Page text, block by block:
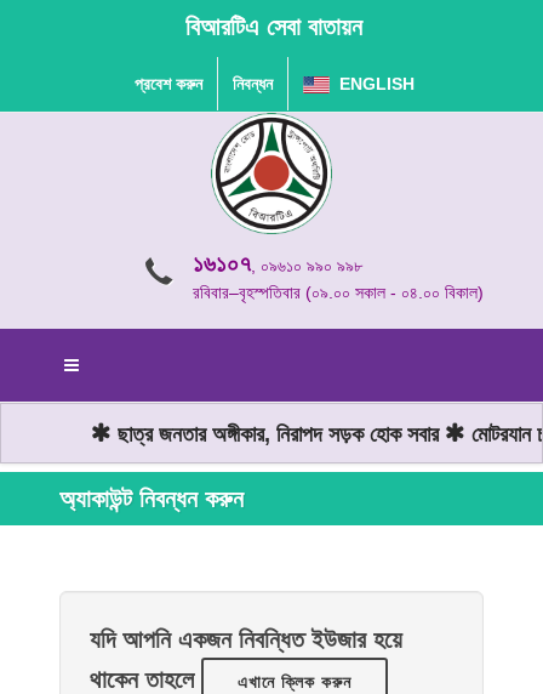
বিআরটিএ সেবা বাতায়ন
প্রবেশ করুন নিবন্ধন ENGLISH
১৬১০৭, ০৯৬১০ ৯৯০ ৯৯৮
রবিবার–বৃহস্পতিবার (০৯.০০ সকাল - ০৪.০০ বিকাল)
ছাত্র জনতার অঙ্গীকার, নিরাপদ সড়ক হোক সবার মোটরযান
অ্যাকাউন্ট নিবন্ধন করুন
যদি আপনি একজন নিবন্ধিত ইউজার হয়ে
থাকেন তাহলে
এখানে ক্লিক করুন